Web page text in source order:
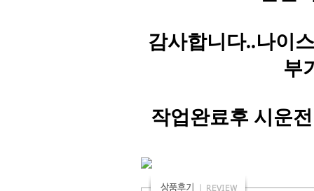
감사합니다..나이
부
작업완료후 시운